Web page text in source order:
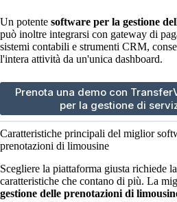
Un potente software per la gestione
può inoltre integrarsi con gateway di
sistemi contabili e strumenti CRM,
l'intera attività da un'unica dashboard.
Prenota una demo con
per la gestione di
Caratteristiche principali del miglior
prenotazioni di limousine
Scegliere la piattaforma giusta richiede
caratteristiche che contano di più. La
gestione delle prenotazioni di